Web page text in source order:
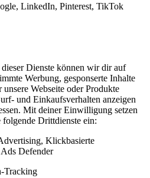
LinkedIn, Pinterest, TikTok
Dienste können wir dir auf
Werbung, gesponserte Inhalte
Webseite oder Produkte
und Einkaufsverhalten anzeigen
Mit deiner Einwilligung setzen
Drittdienste ein:
Klickbasierte
Defender
Tracking